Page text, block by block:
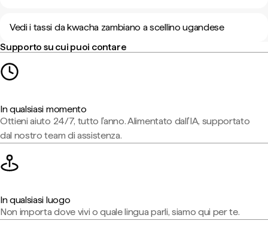
Vedi i tassi da kwacha zambiano a scellino ugandese
Supporto su cui puoi contare
In qualsiasi momento
Ottieni aiuto 24/7, tutto l'anno. Alimentato dall'IA, supportato
dal nostro team di assistenza.
In qualsiasi luogo
Non importa dove vivi o quale lingua parli, siamo qui per te.